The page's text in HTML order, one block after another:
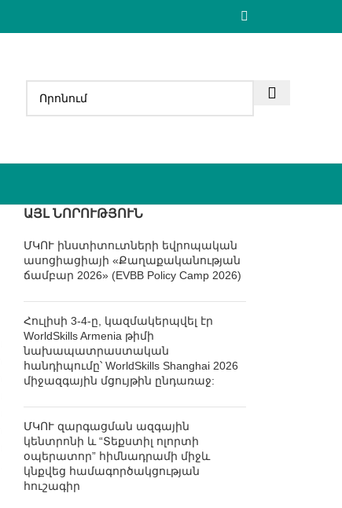
ԱՅԼ ՆՈՐՈՒԹՅՈՒՆ
ՄԿՈՒ ինստիտուտների եվրոպական
ասոցիացիայի «Քաղաքականության
ճամբար 2026» (EVBB Policy Camp 2026)
Հուլիսի 3-4-ը, կազմակերպվել էր
WorldSkills Armenia թիմի
նախապատրաստական
հանդիպումը՝ WorldSkills Shanghai 2026
միջազգային մցույթին ընդառաջ:
ՄԿՈՒ զարգացման ազգային
կենտրոնի և “Տեքստիլ ոլորտի
օպերատոր” հիմնադրամի միջև
կնքվեց համագործակցության
հուշագիր